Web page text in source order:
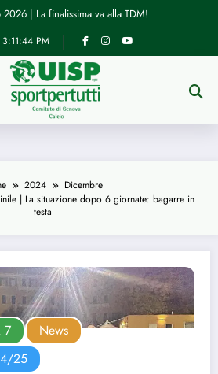
2026 | La finalissima va alla TDM!
3:11:45 PM
2024
Dicembre
| La situazione dopo 6 giornate: bagarre in
testa
7
News
25